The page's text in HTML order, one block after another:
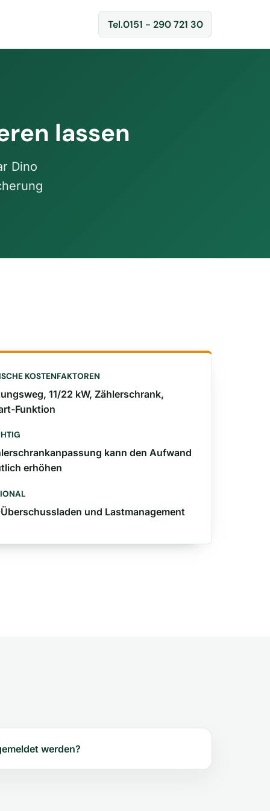
Tel.0151 - 290 721 30
lassen
Dino
KOSTENFAKTOREN
11/22 kW, Zählerschrank,
Funktion
kann den Aufwand
erhöhen
und Lastmanagement
werden?